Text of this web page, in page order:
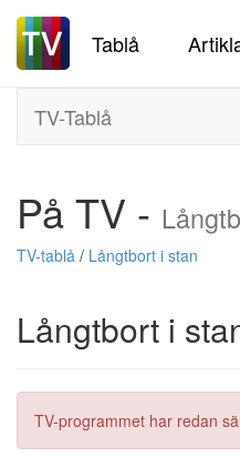
Tablå
TV-Tablå
På TV -
TV-tablå / Långtbort i stan
Långtbort i
TV-programmet har redan